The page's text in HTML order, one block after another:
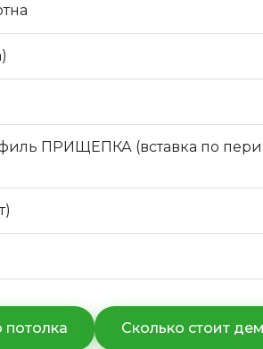
ПРИЩЕПКА (вставка по
Сколько стоит